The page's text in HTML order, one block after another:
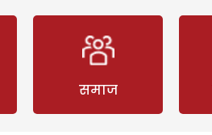
समाज